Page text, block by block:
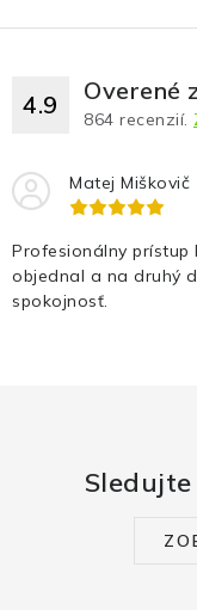
4.9 Overené
864 recenzií.
Matej Miškovič
Profesionálny prístup
objednal a na druhý
spokojnosť.